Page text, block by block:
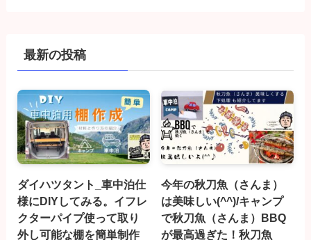
最新の投稿
ダイハツタント_車中泊仕
様にDIYしてみる。イフレ
クターパイプ使って取り
外し可能な棚を簡単制作
今年の秋刀魚（さんま）
は美味しい(^^)/キャンプ
で秋刀魚（さんま）BBQ
が最高過ぎた！秋刀魚